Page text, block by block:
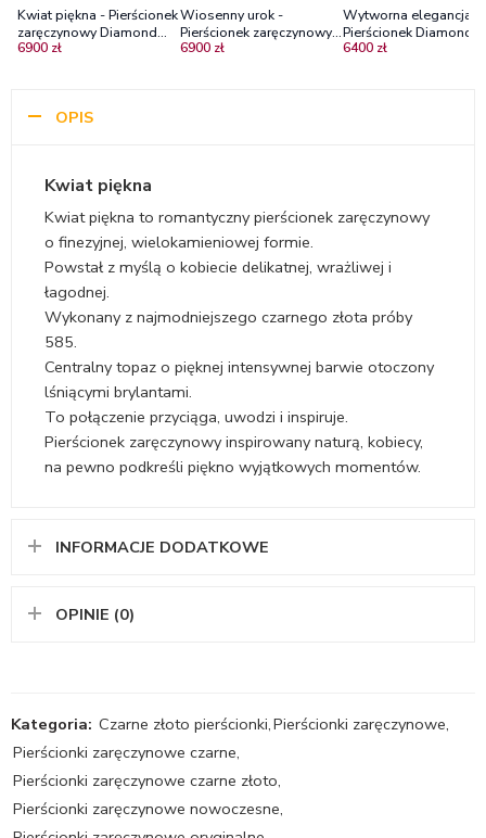
Kwiat piękna - Pierścionek
zaręczynowy Diamond
Sky, czarne złoto, szafir,
6900 zł
Wiosenny urok -
Pierścionek zaręczynowy z
czarnego złota z czarnym
6900 zł
Wytworna elegancja -
Pierścionek Diamond
zaręczynowy z
6400 zł
OPIS
Kwiat piękna
Kwiat piękna to romantyczny pierścionek zaręczynowy
o finezyjnej, wielokamieniowej formie.
Powstał z myślą o kobiecie delikatnej, wrażliwej i
łagodnej.
Wykonany z najmodniejszego czarnego złota próby
585.
Centralny topaz o pięknej intensywnej barwie otoczony
lśniącymi brylantami.
To połączenie przyciąga, uwodzi i inspiruje.
Pierścionek zaręczynowy inspirowany naturą, kobiecy,
na pewno podkreśli piękno wyjątkowych momentów.
INFORMACJE DODATKOWE
OPINIE (0)
Kategoria: Czarne złoto pierścionki,Pierścionki zaręczynowe,
Pierścionki zaręczynowe czarne,
Pierścionki zaręczynowe czarne złoto,
Pierścionki zaręczynowe nowoczesne,